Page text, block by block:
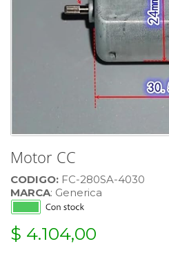
Motor CC
CODIGO: FC-280SA-4030
MARCA: Generica
$ 4.104,00